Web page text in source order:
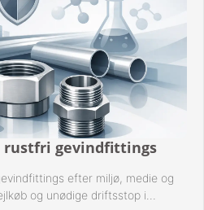
rustfri gevindfittings
efter miljø, medie og
og unødige driftsstop i